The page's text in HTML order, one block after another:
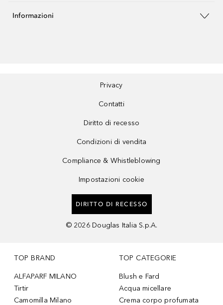
Informazioni
Privacy
Contatti
Diritto di recesso
Condizioni di vendita
Compliance & Whistleblowing
Impostazioni cookie
DIRITTO DI RECESSO
© 2026 Douglas Italia S.p.A.
TOP BRAND
ALFAPARF MILANO
Tirtir
Camomilla Milano
TOP CATEGORIE
Blush e Fard
Acqua micellare
Crema corpo profumata